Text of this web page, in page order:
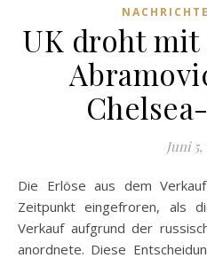
UK droht mit
Juni 5,
Die Erlöse aus dem Verkauf des Clubs sind seit dem
Zeitpunkt eingefroren, als
Verkauf aufgrund der
anordnete. Diese